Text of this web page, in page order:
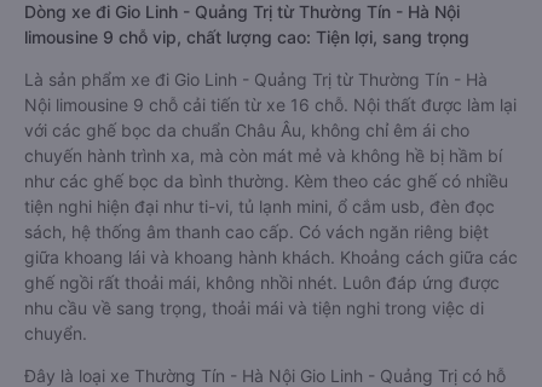
Dòng xe đi Gio Linh - Quảng Trị từ Thường Tín - Hà Nội
limousine 9 chỗ vip, chất lượng cao: Tiện lợi, sang trọng
Là sản phẩm xe đi Gio Linh - Quảng Trị từ Thường Tín - Hà
Nội limousine 9 chỗ cải tiến từ xe 16 chỗ. Nội thất được làm lại
với các ghế bọc da chuẩn Châu Âu, không chỉ êm ái cho
chuyến hành trình xa, mà còn mát mẻ và không hề bị hầm bí
như các ghế bọc da bình thường. Kèm theo các ghế có nhiều
tiện nghi hiện đại như ti-vi, tủ lạnh mini, ổ cắm usb, đèn đọc
sách, hệ thống âm thanh cao cấp. Có vách ngăn riêng biệt
giữa khoang lái và khoang hành khách. Khoảng cách giữa các
ghế ngồi rất thoải mái, không nhồi nhét. Luôn đáp ứng được
nhu cầu về sang trọng, thoải mái và tiện nghi trong việc di
chuyển.
Đây là loại xe Thường Tín - Hà Nội Gio Linh - Quảng Trị có hỗ